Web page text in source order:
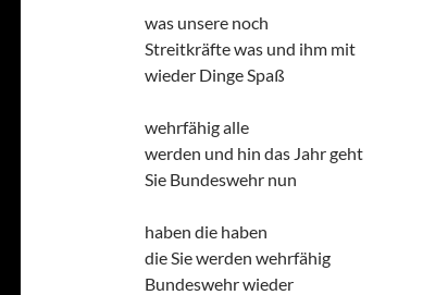
was unsere noch
Streitkräfte was und ihm mit
wieder Dinge Spaß
wehrfähig alle
werden und hin das Jahr geht
Sie Bundeswehr nun
haben die haben
die Sie werden wehrfähig
Bundeswehr wieder